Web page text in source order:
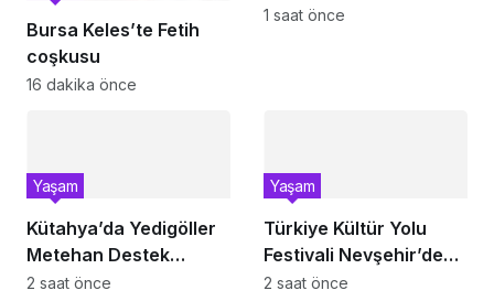
Bursa Keles’te Fetih
coşkusu
16 dakika önce
aşılıyor
1 saat önce
Kütahya’da Yedigöller
Metehan Destek
Konserleri start aldı
Yaşam
2 saat önce
Türkiye Kültür Yolu
Festivali Nevşehir’de
tam gaz sürüyor
Yaşam
2 saat önce